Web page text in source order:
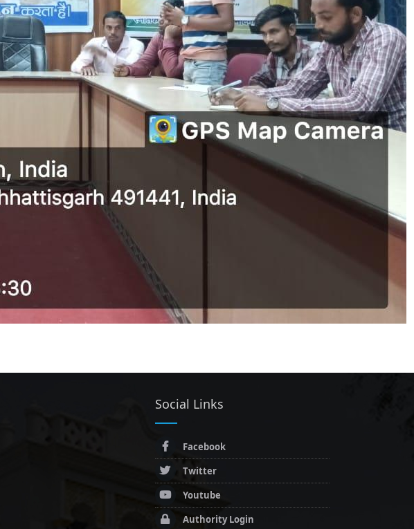
Social Links
Facebook
Twitter
Youtube
Authority Login